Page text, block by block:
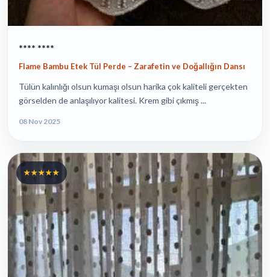
**** ****
Flame Bambu Etek Tül Perde – Zarafetin ve Doğallığın Dansı
Tülün kalınlığı olsun kumaşı olsun harika çok kaliteli gerçekten
görselden de anlaşılıyor kalitesi. Krem gibi çıkmış ...
08 Nov 2025
★★★★★